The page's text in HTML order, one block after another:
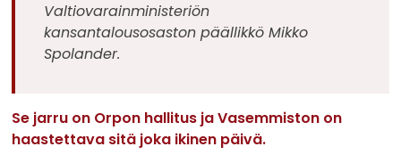
Valtiovarainministeriön
kansantalousosaston päällikkö Mikko
Spolander.
Se jarru on Orpon hallitus ja Vasemmiston on
haastettava sitä joka ikinen päivä.